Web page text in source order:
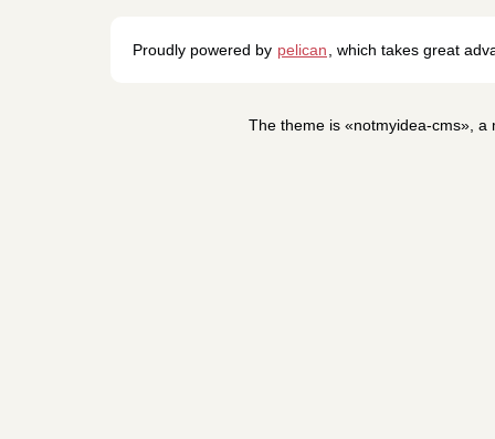
Proudly powered by pelican , which takes great
The theme is «notmyidea-cms»,